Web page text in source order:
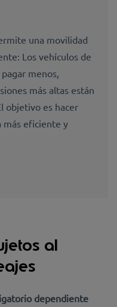
una movilidad
Los vehículos de
menos,
más altas están
objetivo es hacer
más eficiente y
al
dependiente